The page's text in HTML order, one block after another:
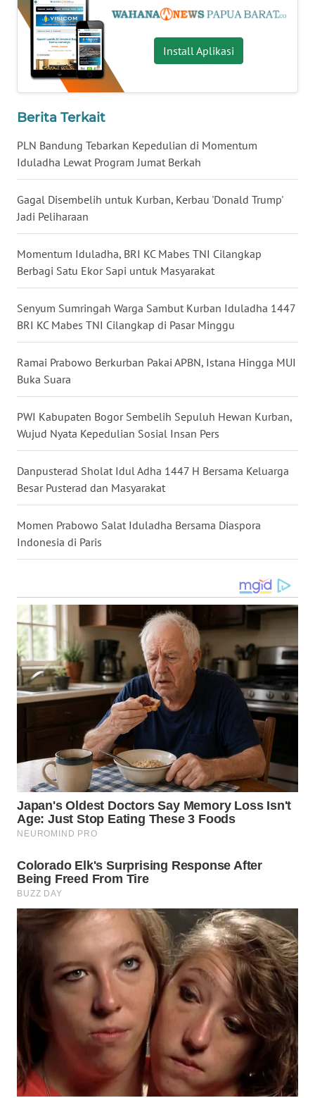
Install Aplikasi
Berita Terkait
PLN Bandung Tebarkan Kepedulian di Momentum
Iduladha Lewat Program Jumat Berkah
Gagal Disembelih untuk Kurban, Kerbau 'Donald Trump'
Jadi Peliharaan
Momentum Iduladha, BRI KC Mabes TNI Cilangkap
Berbagi Satu Ekor Sapi untuk Masyarakat
Senyum Sumringah Warga Sambut Kurban Iduladha 1447
BRI KC Mabes TNI Cilangkap di Pasar Minggu
Ramai Prabowo Berkurban Pakai APBN, Istana Hingga MUI
Buka Suara
PWI Kabupaten Bogor Sembelih Sepuluh Hewan Kurban,
Wujud Nyata Kepedulian Sosial Insan Pers
Danpusterad Sholat Idul Adha 1447 H Bersama Keluarga
Besar Pusterad dan Masyarakat
Momen Prabowo Salat Iduladha Bersama Diaspora
Indonesia di Paris
WN
KALTARA
WN
KALSEL
KALTIM
WN
SULSEL
WN
GORONTALO
WN
WN
WN
WN
TOBA
WN
WN
LANGKAT
WN
TAPANULI
SELATAN
TANJUNG
LESUNG
WN
KARO
SIMALUNGUN
LABUHANBATU
TAPANULI
TENGAH
WN DELI
WN
TEBING